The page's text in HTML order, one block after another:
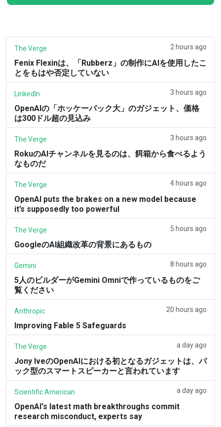
The Verge 2 hours ago
Fenix Flexinは、「Rubberz」の制作にAIを使用したこ
とをもはや否定していない
LinkedIn 3 hours ago
OpenAIの「ホッケーパック大」のガジェット、価格
は300ドル超の見込み
The Verge 3 hours ago
RokuのAIチャンネルを見るのは、餌箱から食べるよう
なものだ
The Verge 4 hours ago
OpenAI puts the brakes on a new model because
it’s supposedly too powerful
The Verge 5 hours ago
GoogleのAI組織改革の背景にあるもの
Gemini 8 hours ago
5人のビルダーがGemini Omniで作っているものをご
覧ください
Anthropic 20 hours ago
Improving Fable 5 Safeguards
The Verge a day ago
Jony IveのOpenAIにおける初となるガジェットは、パ
ック型のスマートスピーカーと言われています
Scientific American a day ago
OpenAI's latest math breakthroughs commit
research misconduct, experts say